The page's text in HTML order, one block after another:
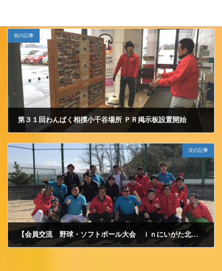
前の記事
第３１回わんぱく相撲小千谷場所 ＰＲ掲示板設置開始
次の記事
【会員交流 野球・ソフトボール大会 ｉｎにいがた北】に参加致しました。